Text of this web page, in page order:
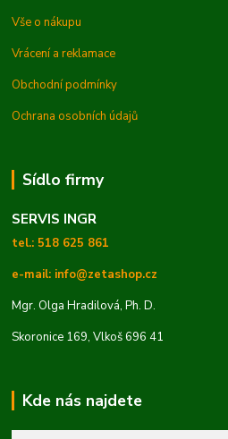
Vše o nákupu
Vrácení a reklamace
Obchodní podmínky
Ochrana osobních údajů
Sídlo firmy
SERVIS INGR
tel.: 518 625 861
e-mail: info@zetashop.cz
Mgr. Olga Hradilová, Ph. D.
Skoronice 169, Vlkoš 696 41
Kde nás najdete